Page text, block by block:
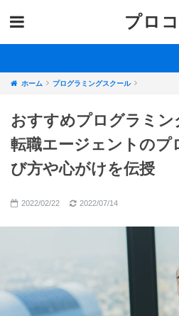
プロ
ホーム プログラミングスクール
おすすめプログラミン
転職エージェントのプ
び方や心がけを伝授
2022/02/22 2022/07/14